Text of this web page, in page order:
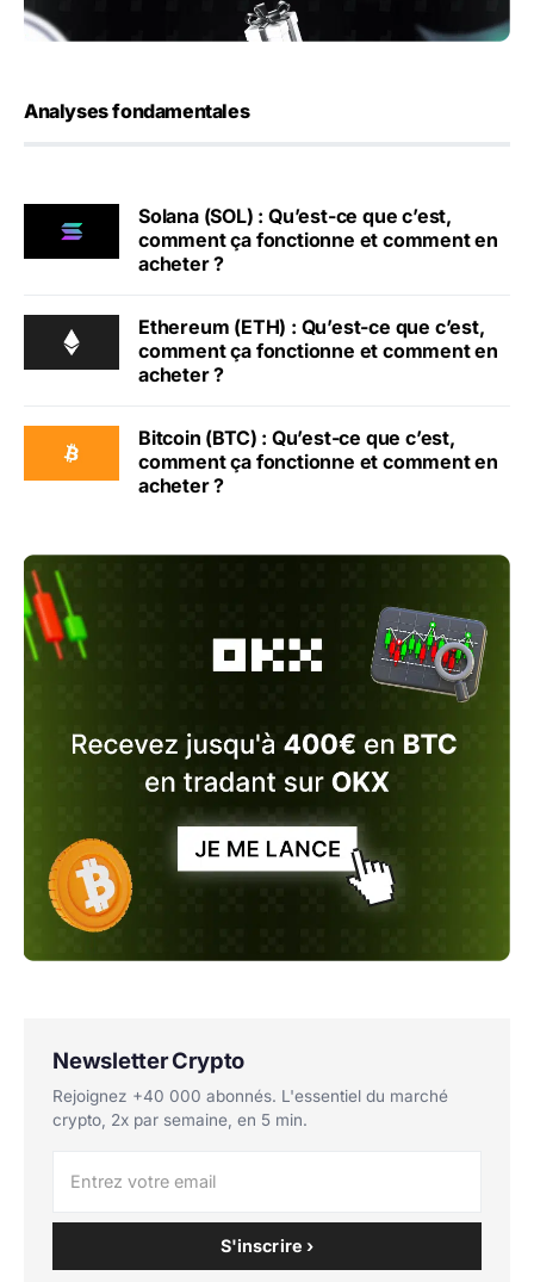
Analyses fondamentales
Solana (SOL) : Qu’est-ce que c’est,
comment ça fonctionne et comment en
acheter ?
Ethereum (ETH) : Qu’est-ce que c’est,
comment ça fonctionne et comment en
acheter ?
Bitcoin (BTC) : Qu’est-ce que c’est,
comment ça fonctionne et comment en
acheter ?
Newsletter Crypto
Rejoignez +40 000 abonnés. L'essentiel du marché
crypto, 2x par semaine, en 5 min.
S'inscrire ›